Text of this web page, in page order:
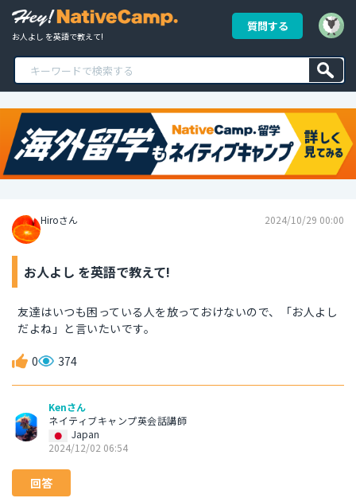
お人よし を英語で教えて!
質問する
Hiroさん 2024/10/29 00:00
お人よし を英語で教えて!
友達はいつも困っている人を放っておけないので、「お人よし
だよね」と言いたいです。
0 374
Kenさん
ネイティブキャンプ英会話講師
Japan
2024/12/02 06:54
回答